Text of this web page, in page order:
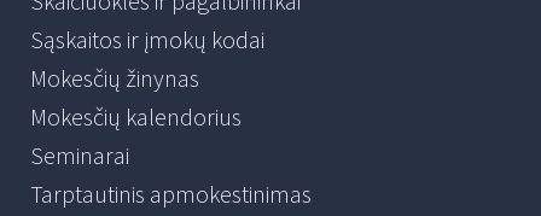
Sąskaitos ir įmokų kodai
Mokesčių žinynas
Mokesčių kalendorius
Seminarai
Tarptautinis apmokestinimas